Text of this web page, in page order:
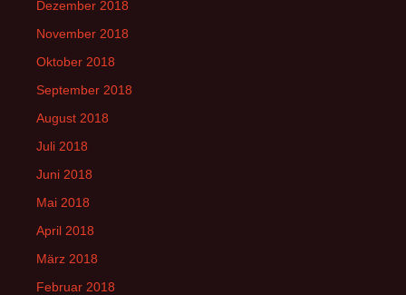
Dezember 2018
November 2018
Oktober 2018
September 2018
August 2018
Juli 2018
Juni 2018
Mai 2018
April 2018
März 2018
Februar 2018